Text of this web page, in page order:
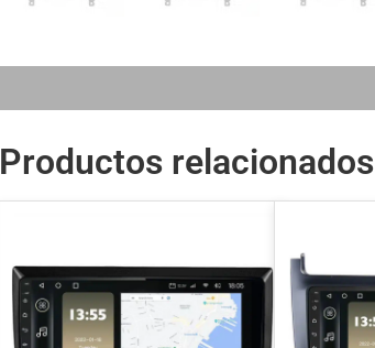
Productos relacionados